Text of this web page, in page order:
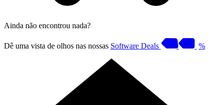
Ainda não encontrou nada?
Dê uma vista de olhos nas nossas Software Deals %